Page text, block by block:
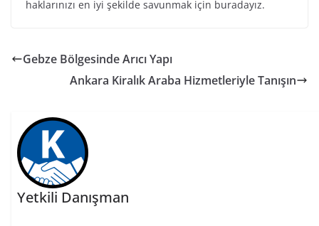
haklarınızı en iyi şekilde savunmak için buradayız.
Gebze Bölgesinde Arıcı Yapı
Ankara Kiralık Araba Hizmetleriyle Tanışın
Yetkili Danışman